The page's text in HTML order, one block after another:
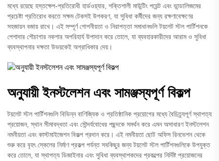
মধ্যে রয়েছে হস্তক্ষেপ-প্রতিরোধী হার্ডওয়্যার, শক্তিশালী মাউন্টিং পয়েন্ট এবং ভান্ডালিজমের
প্রচেষ্টা প্রতিরোধ করতে সক্ষম টেকসই উপকরণ, যা সুবিধা কর্মীদের জন্য রক্ষণাবেক্ষণের
সহজায়ন বজায় রাখে। এই সম্পূর্ণ গোপনীয়তা ও নিরাপত্তা সমাধানগুলি টয়লেট স্টল পার্টিশনকে
পেশাদার শৌচাগার নকশার অপরিহার্য উপাদান করে তোলে, যা ব্যবহারকারীদের আরাম ও সুবিধা
ব্যবস্থাপনার দক্ষতা উভয়কেই অগ্রাধিকার দেয়।
অনুযায়ী ইনস্টলেশন এবং সামঞ্জস্যপূর্ণ বিকল্প
টয়লেট স্টল পার্টিশনগুলি বিভিন্ন বাণিজ্যিক ও প্রতিষ্ঠানিক প্রয়োগের মধ্যে বৈচিত্র্যপূর্ণ স্থাপত্য
প্রয়োজন, স্থান সীমাবদ্ধতা এবং সৌন্দর্যবোধের পছন্দকে সমর্থন করে এমন অসাধারণ ইনস্টলেশন
নমনীয়তা এবং কাস্টমাইজেশন বিকল্প প্রদান করে। এই নমনীয়তা ছোট অফিস রিনভেশন থেকে
শুরু করে বৃহৎ স্কেলের নির্মাণ প্রকল্প পর্যন্ত সবকিছুর জন্য টয়লেট স্টল পার্টিশনগুলিকে উপযুক্ত
করে তোলে, যা স্থাপত্য ডিজাইনার এবং সুবিধা ব্যবস্থাপকদের প্রকল্পের নির্দিষ্ট প্রয়োজনের